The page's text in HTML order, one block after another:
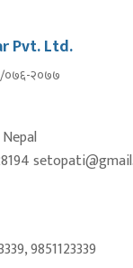
Pvt. Ltd.
०७६-२०७७
9851123339